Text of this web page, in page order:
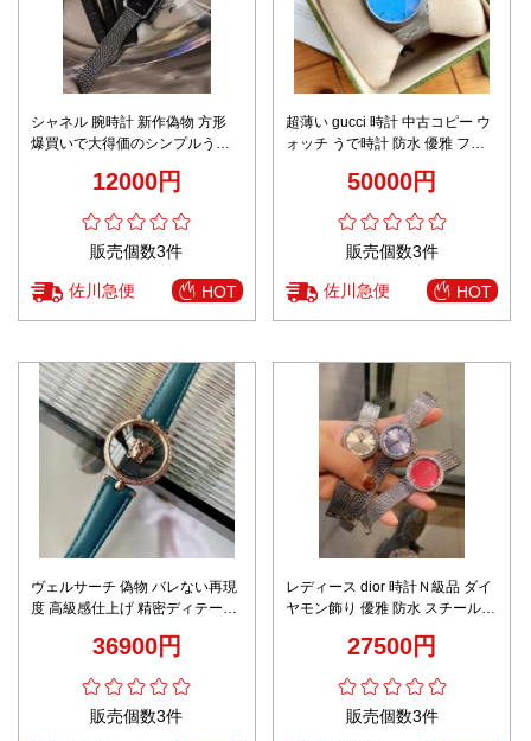
シャネル 腕時計 新作偽物 方形
爆買いで大得価のシンプルうで
12000円
販売個数3件
佐川急便 HOT
超薄い gucci 時計 中古コピー ウ
ォッチ うで時計 防水 優雅 ファ
50000円
販売個数3件
佐川急便 HOT
ヴェルサーチ 偽物 バレない再現
度 高級感仕上げ 精密ディテール
リーンレザー 2025新作
36900円
販売個数3件
レディース dior 時計Ｎ級品 ダイ
ヤモン飾り 優雅 防水 スチールバ
27500円
販売個数3件